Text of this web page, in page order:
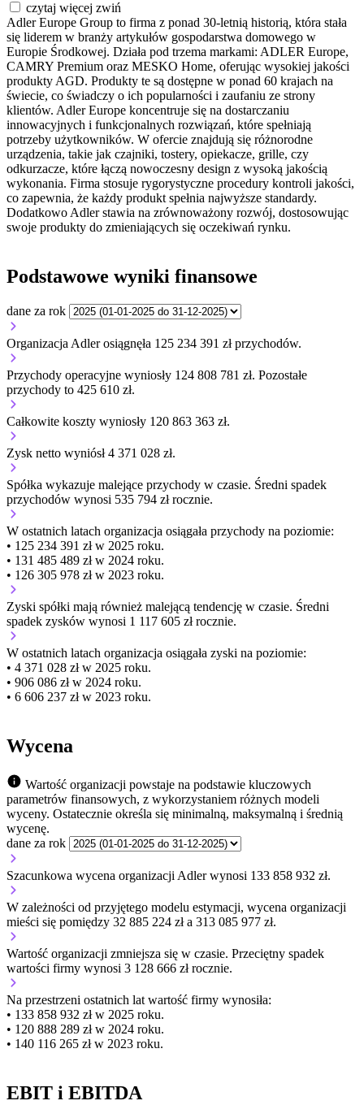
czytaj więcej zwiń
Adler Europe Group to firma z ponad 30-letnią historią, która stała
się liderem w branży artykułów gospodarstwa domowego w
Europie Środkowej. Działa pod trzema markami: ADLER Europe,
CAMRY Premium oraz MESKO Home, oferując wysokiej jakości
produkty AGD. Produkty te są dostępne w ponad 60 krajach na
świecie, co świadczy o ich popularności i zaufaniu ze strony
klientów. Adler Europe koncentruje się na dostarczaniu
innowacyjnych i funkcjonalnych rozwiązań, które spełniają
potrzeby użytkowników. W ofercie znajdują się różnorodne
urządzenia, takie jak czajniki, tostery, opiekacze, grille, czy
odkurzacze, które łączą nowoczesny design z wysoką jakością
wykonania. Firma stosuje rygorystyczne procedury kontroli jakości,
co zapewnia, że każdy produkt spełnia najwyższe standardy.
Dodatkowo Adler stawia na zrównoważony rozwój, dostosowując
swoje produkty do zmieniających się oczekiwań rynku.
Podstawowe wyniki finansowe
dane za rok
Organizacja Adler osiągnęła 125 234 391 zł przychodów.
Przychody operacyjne wyniosły 124 808 781 zł. Pozostałe
przychody to 425 610 zł.
Całkowite koszty wyniosły 120 863 363 zł.
Zysk netto wyniósł 4 371 028 zł.
Spółka wykazuje malejące przychody w czasie. Średni spadek
przychodów wynosi 535 794 zł rocznie.
W ostatnich latach organizacja osiągała przychody na poziomie:
• 125 234 391 zł w 2025 roku.
• 131 485 489 zł w 2024 roku.
• 126 305 978 zł w 2023 roku.
Zyski spółki mają również malejącą tendencję w czasie. Średni
spadek zysków wynosi 1 117 605 zł rocznie.
W ostatnich latach organizacja osiągała zyski na poziomie:
• 4 371 028 zł w 2025 roku.
• 906 086 zł w 2024 roku.
• 6 606 237 zł w 2023 roku.
Wycena
Wartość organizacji powstaje na podstawie kluczowych
parametrów finansowych, z wykorzystaniem różnych modeli
wyceny. Ostatecznie określa się minimalną, maksymalną i średnią
wycenę.
dane za rok
Szacunkowa wycena organizacji Adler wynosi 133 858 932 zł.
W zależności od przyjętego modelu estymacji, wycena organizacji
mieści się pomiędzy 32 885 224 zł a 313 085 977 zł.
Wartość organizacji zmniejsza się w czasie. Przeciętny spadek
wartości firmy wynosi 3 128 666 zł rocznie.
Na przestrzeni ostatnich lat wartość firmy wynosiła:
• 133 858 932 zł w 2025 roku.
• 120 888 289 zł w 2024 roku.
• 140 116 265 zł w 2023 roku.
EBIT i EBITDA